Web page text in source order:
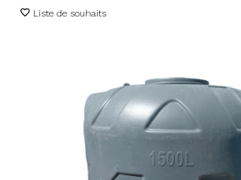
Liste de souhaits